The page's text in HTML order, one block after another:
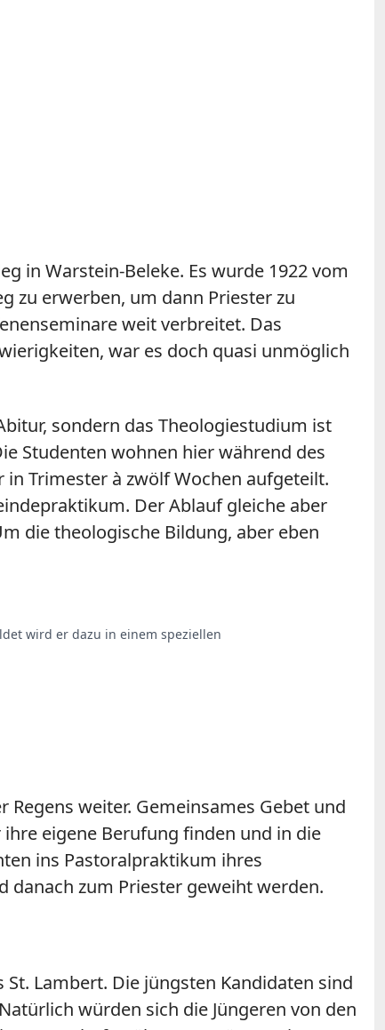
in Warstein-Beleke. Es wurde 1922 vom
zu erwerben, um dann Priester zu
weit verbreitet. Das
war es doch quasi unmöglich
sondern das Theologiestudium ist
Studenten wohnen hier während des
Trimester à zwölf Wochen aufgeteilt.
Der Ablauf gleiche aber
die theologische Bildung, aber eben
wird er dazu in einem speziellen
weiter. Gemeinsames Gebet und
eigene Berufung finden und in die
ins Pastoralpraktikum ihres
zum Priester geweiht werden.
Lambert. Die jüngsten Kandidaten sind
würden sich die Jüngeren von den